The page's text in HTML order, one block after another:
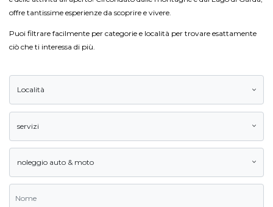
offre tantissime esperienze da scoprire e vivere.
Puoi filtrare facilmente per categorie e località per trovare esattamente
ciò che ti interessa di più.
Località
servizi
noleggio auto & moto